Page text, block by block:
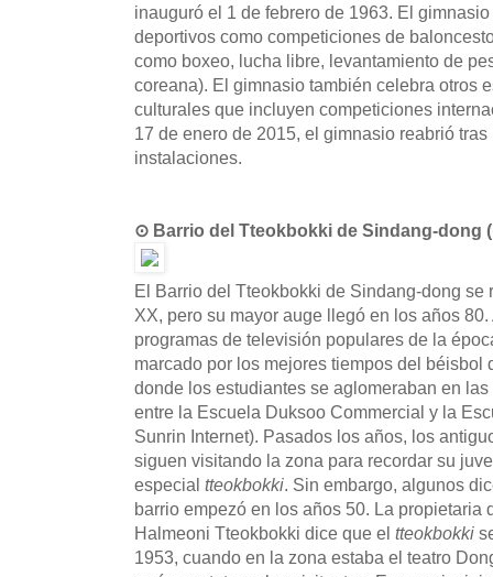
inauguró el 1 de febrero de 1963. El
deportivos como competiciones de
como boxeo, lucha libre, levantamiento de
coreana). El gimnasio también celebra otros
culturales que incluyen competiciones
17 de enero de 2015, el gimnasio reabrió
instalaciones.
⊙ Barrio del Tteokbokki de Sindang-dong (
El Barrio del Tteokbokki de Sindang-dong se
XX, pero su mayor auge llegó en los años
programas de televisión populares de la
marcado por los mejores tiempos del béisbol
donde los estudiantes se aglomeraban en
entre la Escuela Duksoo Commercial y la
Sunrin Internet). Pasados los años, los
siguen visitando la zona para recordar su
especial tteokbokki. Sin embargo, algunos
barrio empezó en los años 50. La propietaria
Halmeoni Tteokbokki dice que el tteokbokki
1953, cuando en la zona estaba el teatro